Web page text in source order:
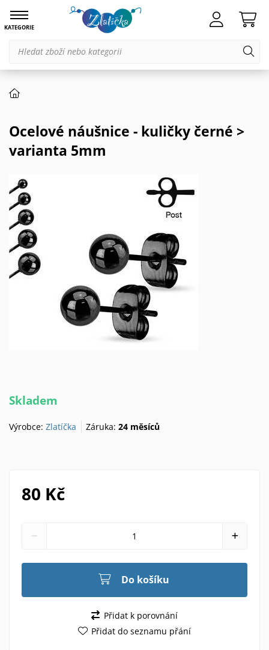
KATEGORIE
Ocelové náušnice - kuličky černé >
varianta 5mm
Skladem
Výrobce: Zlatíčka Záruka:24 měsíců
80 Kč
Do košíku
Přidat k porovnání
Přidat do seznamu přání